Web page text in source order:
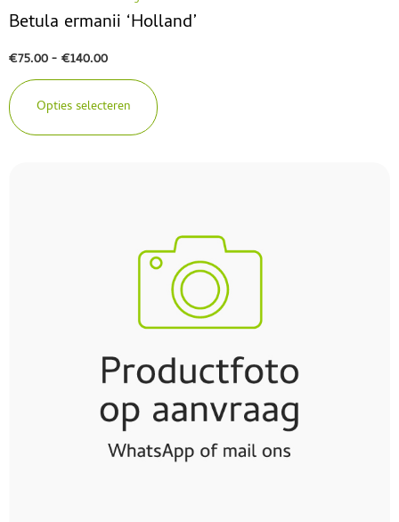
Betula ermanii ‘Holland’
€75.00-€140.00
Opties selecteren